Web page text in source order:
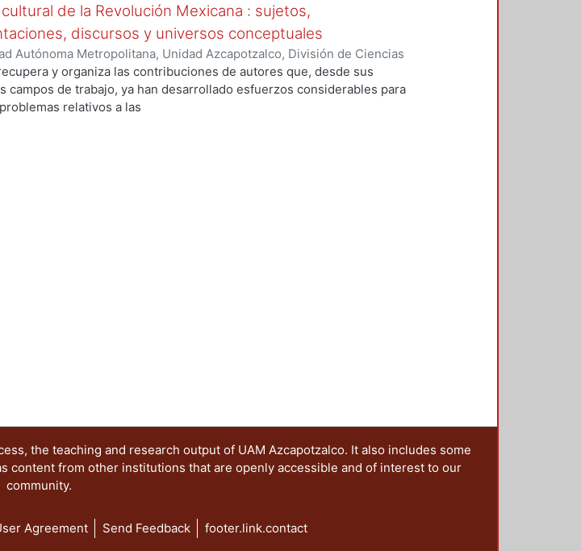
de la Revolución Mexicana : sujetos,
discursos y universos conceptuales
Autónoma Metropolitana, Unidad Azcapotzalco, División de Ciencias
Departamento de Humanidades, Área de Historia e
,2010)Martínez Carrizales, Leonardo, coordinador;Pérez de
Marisa;Weinberg, Liliana
y organiza las contribuciones de autores que, desde sus
campos de trabajo, ya han desarrollado esfuerzos considerables para
relativos a las
the teaching and research output of UAM Azcapotzalco. It also includes some
content from other institutions that are openly accessible and of interest to our
community.
Agreement Send Feedback footer.link.contact